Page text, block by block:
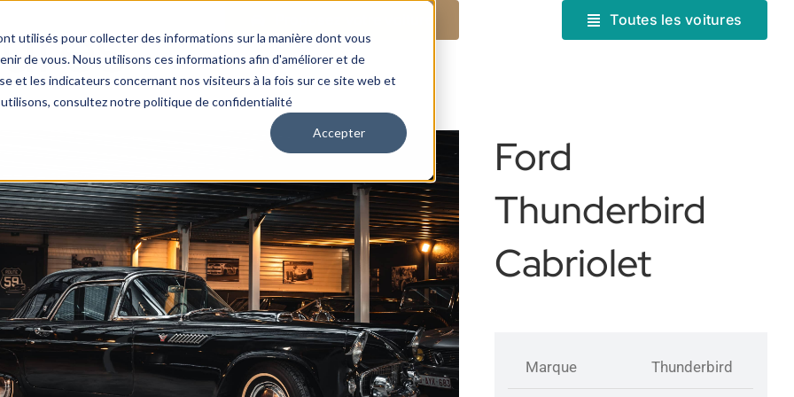
utilisés pour collecter des informations sur la manière dont vous
de vous. Nous utilisons ces informations afin d'améliorer et de
et les indicateurs concernant nos visiteurs à la fois sur ce site web et
consultez notre politique de confidentialité
Accepter
Toutes les voitures
Ford
Thunderbird
Cabriolet
Marque Thunderbird